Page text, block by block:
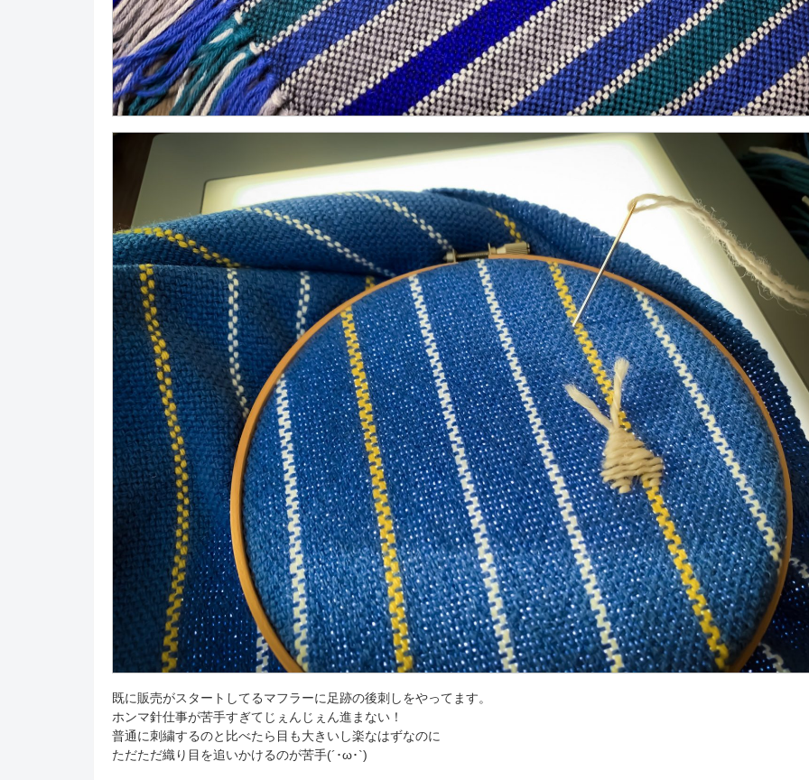
既に販売がスタートしてるマフラーに足跡の後刺しをやってます。
ホンマ針仕事が苦手すぎてじぇんじぇん進まない！
普通に刺繍するのと比べたら目も大きいし楽なはずなのに
ただただ織り目を追いかけるのが苦手(´･ω･`)